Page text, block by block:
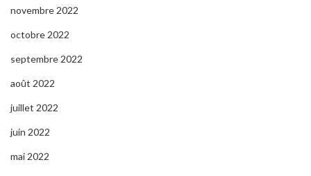
novembre 2022
octobre 2022
septembre 2022
août 2022
juillet 2022
juin 2022
mai 2022